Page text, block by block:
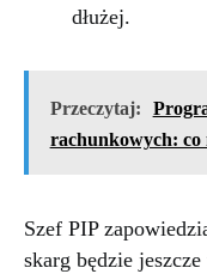
dłużej.
Przeczytaj:
rachunkowych: co
Szef PIP
skarg będzie